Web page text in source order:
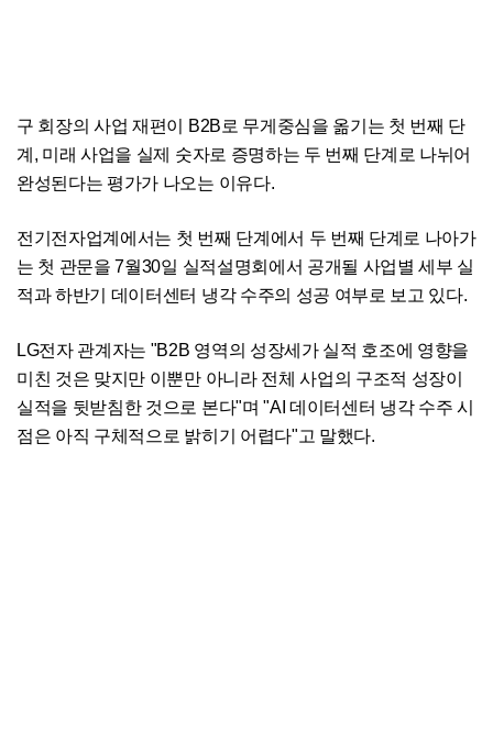
구 회장의 사업 재편이 B2B로 무게중심을 옮기는 첫 번째 단
계, 미래 사업을 실제 숫자로 증명하는 두 번째 단계로 나뉘어
완성된다는 평가가 나오는 이유다.
전기전자업계에서는 첫 번째 단계에서 두 번째 단계로 나아가
는 첫 관문을 7월30일 실적설명회에서 공개될 사업별 세부 실
적과 하반기 데이터센터 냉각 수주의 성공 여부로 보고 있다.
LG전자 관계자는 "B2B 영역의 성장세가 실적 호조에 영향을
미친 것은 맞지만 이뿐만 아니라 전체 사업의 구조적 성장이
실적을 뒷받침한 것으로 본다"며 "AI 데이터센터 냉각 수주 시
점은 아직 구체적으로 밝히기 어렵다"고 말했다.